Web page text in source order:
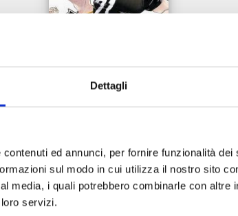
Dettagli
ed annunci, per fornire funzionalità
sul modo in cui utilizza il nostro sito
media, i quali potrebbero combinarle con altre
servizi.
21/07/2021